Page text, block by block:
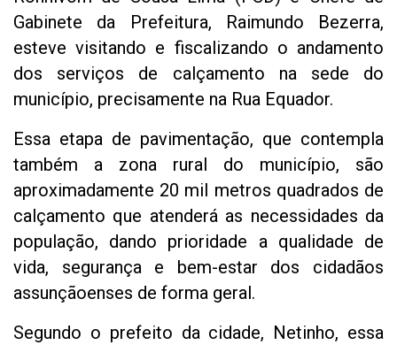
Gabinete da Prefeitura, Raimundo Bezerra,
esteve visitando e fiscalizando o andamento
dos serviços de calçamento na sede do
município, precisamente na Rua Equador.
Essa etapa de pavimentação, que contempla
também a zona rural do município, são
aproximadamente 20 mil metros quadrados de
calçamento que atenderá as necessidades da
população, dando prioridade a qualidade de
vida, segurança e bem-estar dos cidadãos
assunçãoenses de forma geral.
Segundo o prefeito da cidade, Netinho, essa